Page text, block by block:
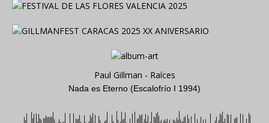
Paul Gillman - Raíces
Nada es Eterno (Escalofrío I 1994)